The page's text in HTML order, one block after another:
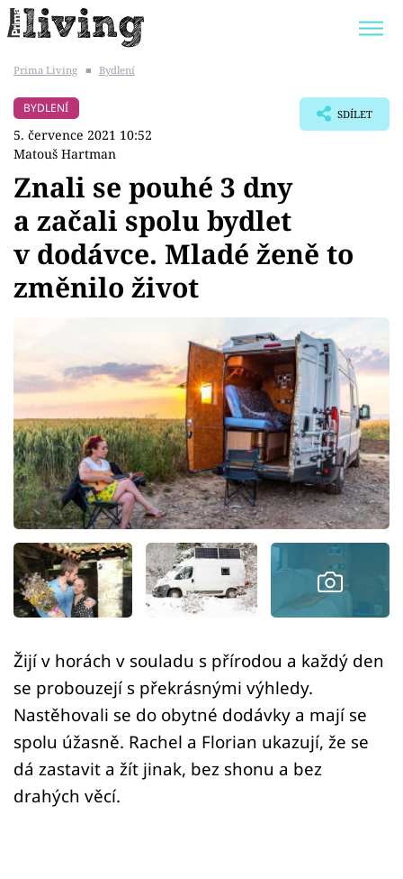
BYDLENÍ SLAVNÝCH
Témata
Bydlení
Design
Sledujte prima+
Přihlášení
Sledujte nás
Prima Living ■ Bydlení
BYDLENÍ
5. července 2021 10:52
Matouš Hartman
SDÍLET
Znali se pouhé 3 dny
a začali spolu bydlet
v dodávce. Mladé ženě to
změnilo život
Žijí v horách v souladu s přírodou a každý den
se probouzejí s překrásnými výhledy.
Nastěhovali se do obytné dodávky a mají se
spolu úžasně. Rachel a Florian ukazují, že se
dá zastavit a žít jinak, bez shonu a bez
drahých věcí.